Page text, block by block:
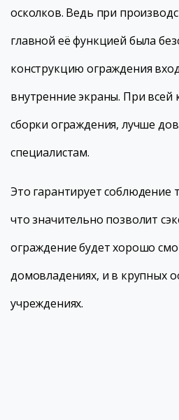
осколков. Ведь при
главной её функцией была
конструкцию ограждения
внутренние экраны. При всей
сборки ограждения, лучше
специалистам.
Это гарантирует соблюдение
что значительно позволит
ограждение будет хорошо
домовладениях, и в крупных
учреждениях.